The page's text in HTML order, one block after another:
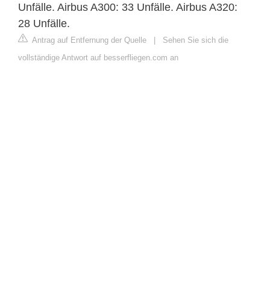
Unfälle. Airbus A300: 33 Unfälle. Airbus A320:
28 Unfälle.
Antrag auf Entfernung der Quelle | Sehen Sie sich die
vollständige Antwort auf besserfliegen.com an